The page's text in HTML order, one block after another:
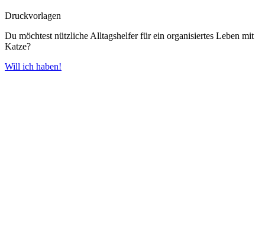
Druckvorlagen
Du möchtest nützliche Alltagshelfer für ein organisiertes Leben mit
Katze?
Will ich haben!